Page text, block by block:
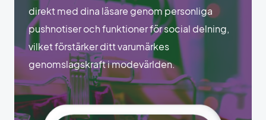
direkt med dina läsare genom personliga
pushnotiser och funktioner för social delning,
vilket förstärker ditt varumärkes
genomslagskraft i modevärlden.